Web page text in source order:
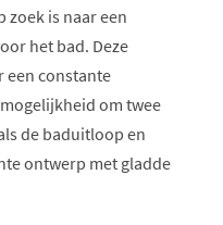
zoek is naar een
het bad. Deze
een constante
om twee
de baduitloop en
ontwerp met gladde
luxe, moderne